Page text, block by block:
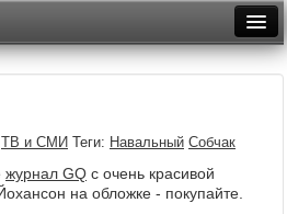
Месяц
Рейтинги
ТВ и СМИ Теги: Навальный Собчак
журнал GQ с очень красивой
на обложке - покупайте.